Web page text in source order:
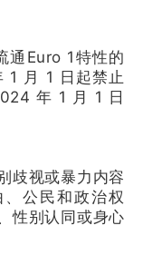
Euro 1特性的
月 1 日起禁止
年 1 月 1 日
歧视或暴力内容
公民和政治权
性别认同或身心